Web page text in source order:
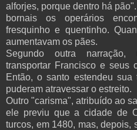
alforjes, porque dentro há
bornais os operários
fresquinho e quentinho.
aumentavam os pães.
Segundo outra narração,
transportar Francisco e seus
Então, o santo estendeu
puderam atravessar o estreito.
Outro "carisma", atribuído ao
ele previu que a cidade de
turcos, em 1480, mas, depois,